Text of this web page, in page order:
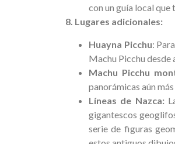
con un guía local
8. Lugares adicionales:
Huayna Picchu:
Machu Picchu desde
Machu Picchu
panorámicas aún más
Líneas de Nazca:
gigantescos
serie de figuras